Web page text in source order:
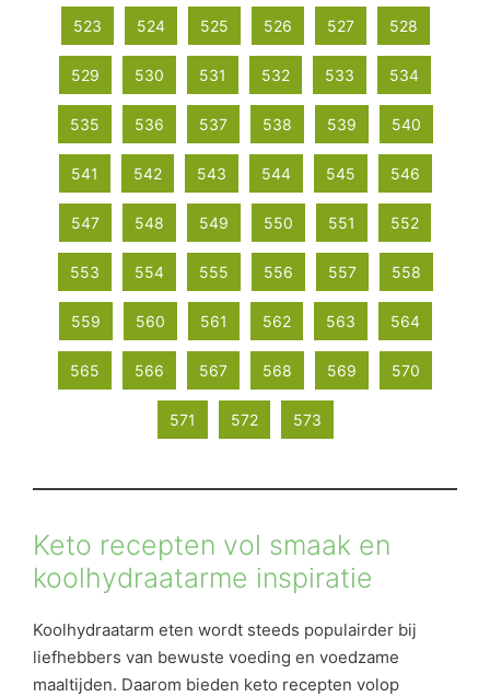
523 524 525 526 527 528
529 530 531 532 533 534
535 536 537 538 539 540
541 542 543 544 545 546
547 548 549 550 551 552
553 554 555 556 557 558
559 560 561 562 563 564
565 566 567 568 569 570
571 572 573
Keto recepten vol smaak en
koolhydraatarme inspiratie
Koolhydraatarm eten wordt steeds populairder bij
liefhebbers van bewuste voeding en voedzame
maaltijden. Daarom bieden keto recepten volop